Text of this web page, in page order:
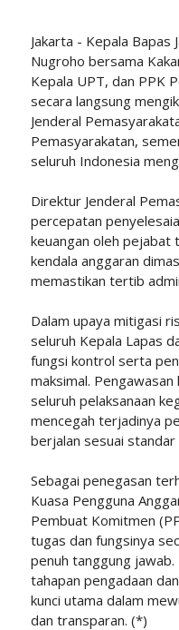
Jakarta - Kepala Bapas
Nugroho bersama
Kepala UPT, dan PPK
secara langsung
Jenderal
Pemasyarakatan,
seluruh Indonesia
Direktur Jenderal
percepatan
keuangan oleh pejabat
kendala anggaran
memastikan tertib
Dalam upaya mitigasi
seluruh Kepala Lapas
fungsi kontrol serta
maksimal.
seluruh pelaksanaan
mencegah terjadinya
berjalan sesuai
Sebagai penegasan
Kuasa Pengguna
Pembuat Komitmen
tugas dan fungsinya
penuh tanggung
tahapan pengadaan
kunci utama dalam
dan transparan. (*)